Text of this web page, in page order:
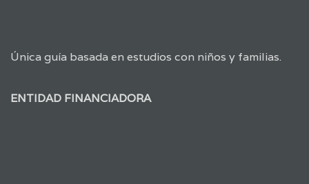
Única guía basada en estudios con niños y familias.
ENTIDAD FINANCIADORA